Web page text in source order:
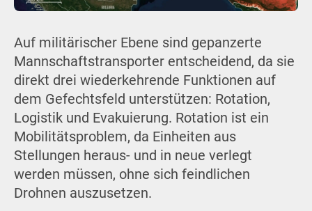
Auf militärischer Ebene sind gepanzerte
Mannschaftstransporter entscheidend, da sie
direkt drei wiederkehrende Funktionen auf
dem Gefechtsfeld unterstützen: Rotation,
Logistik und Evakuierung. Rotation ist ein
Mobilitätsproblem, da Einheiten aus
Stellungen heraus- und in neue verlegt
werden müssen, ohne sich feindlichen
Drohnen auszusetzen.